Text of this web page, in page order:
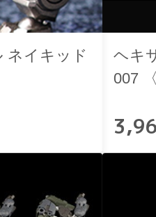
ネイキッド
ヘキ
007